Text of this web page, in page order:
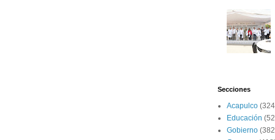
Secciones
Acapulco
Educación
Gobierno